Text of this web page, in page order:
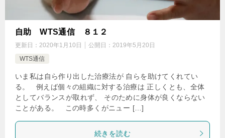
自助 WTS通信 ８１２
更新日： 2020年1月10日 公開日： 2019年5月20日
WTS通信
いま私は自ら作り出した治療法が 自らを助けてくれてい
る。 例えば個々の組織に対する治療は 正しくとも、全体
としてバランスが取れず、 そのために身体が良くならない
ことがある。 この時多くがニュー […]
続きを読む